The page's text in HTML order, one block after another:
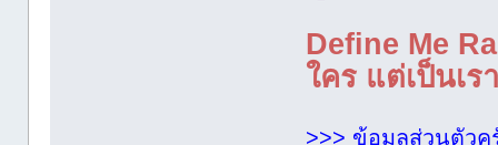
Define Me
ใคร แต่เป็นเ
>>> ข้อมูลส่วนตัวค